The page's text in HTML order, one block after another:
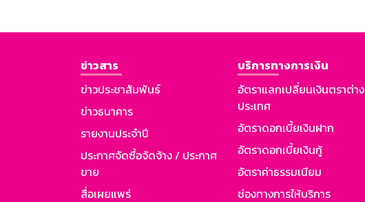
ข่าวสาร
ข่าวประชาสัมพันธ์
ข่าวธนาคาร
รายงานประจำปี
ประกาศจัดซื้อจัดจ้าง / ประกาศ
ขาย
สื่อเผยแพร่
บริการทางการเงิน
อัตราแลกเปลี่ยนเงินตราต่าง
ประเทศ
อัตราดอกเบี้ยเงินฝาก
อัตราดอกเบี้ยเงินกู้
อัตราค่าธรรมเนียม
ช่องทางการให้บริการ